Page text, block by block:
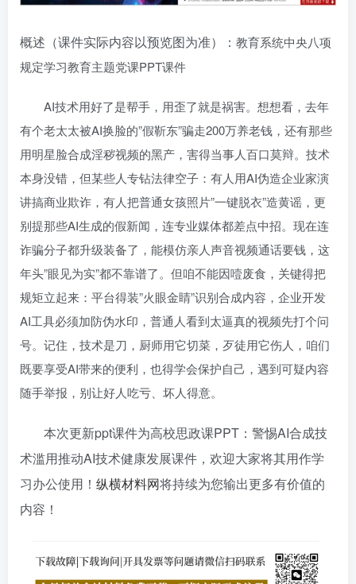
概述（课件实际内容以预览图为准）： 教育系统中央八项
规定学习教育主题党课PPT课件
AI技术用好了是帮手，用歪了就是祸害。想想看，去年
有个老太太被AI换脸的”假靳东”骗走200万养老钱，还有那些
用明星脸合成淫秽视频的黑产，害得当事人百口莫辩。技术
本身没错，但某些人专钻法律空子：有人用AI伪造企业家演
讲搞商业欺诈，有人把普通女孩照片”一键脱衣”造黄谣，更
别提那些AI生成的假新闻，连专业媒体都差点中招。现在连
诈骗分子都升级装备了，能模仿亲人声音视频通话要钱，这
年头”眼见为实”都不靠谱了。但咱不能因噎废食，关键得把
规矩立起来：平台得装”火眼金睛”识别合成内容，企业开发
AI工具必须加防伪水印，普通人看到太逼真的视频先打个问
号。记住，技术是刀，厨师用它切菜，歹徒用它伤人，咱们
既要享受AI带来的便利，也得学会保护自己，遇到可疑内容
随手举报，别让好人吃亏、坏人得意。
本次更新ppt课件为高校思政课PPT：警惕AI合成技
术滥用推动AI技术健康发展课件，欢迎大家将其用作学
习办公使用！ 纵横材料网将持续为您输出更多有价值的
内容！